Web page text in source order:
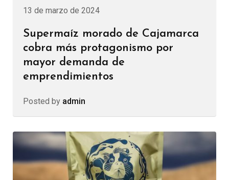
13 de marzo de 2024
Supermaíz morado de Cajamarca
cobra más protagonismo por
mayor demanda de
emprendimientos
Posted by admin